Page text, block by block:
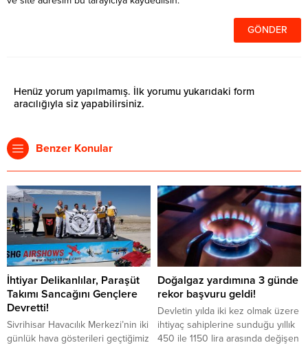
Henüz yorum yapılmamış. İlk yorumu yukarıdaki form
aracılığıyla siz yapabilirsiniz.
Benzer Konular
İhtiyar Delikanlılar, Paraşüt
Takımı Sancağını Gençlere
Devretti!
Sivrihisar Havacılık Merkezi’nin iki
günlük hava gösterileri geçtiğimiz
Doğalgaz yardımına 3 günde
rekor başvuru geldi!
Devletin yılda iki kez olmak üzere
ihtiyaç sahiplerine sunduğu yıllık
450 ile 1150 lira arasında değişen